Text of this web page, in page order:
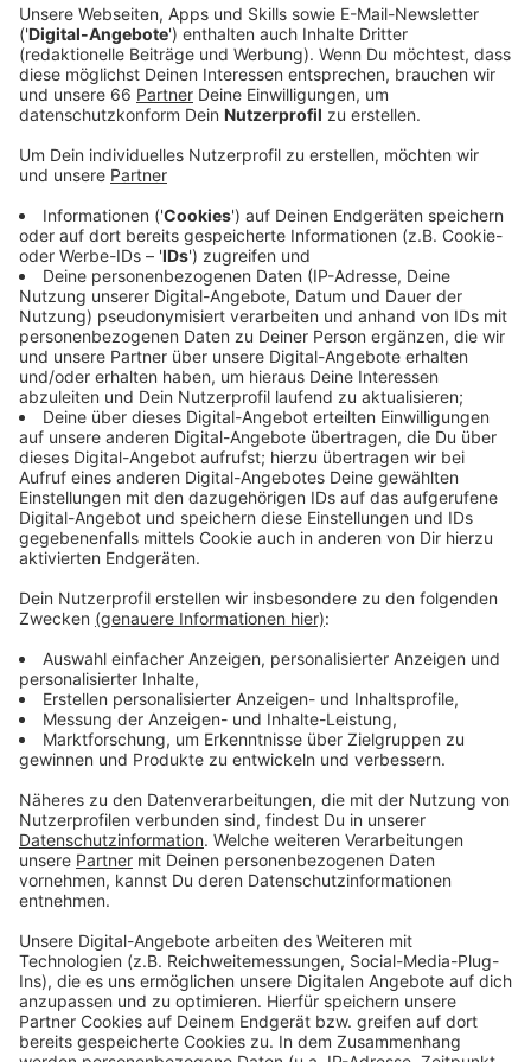
Veröffentlicht:Freitag, 06.12.2024 06:43
Anzeige
Nikolaustag: Mehr als Schokoladen-
Geschenke
Anzeige
"Der Nikolaus verschenkt vielfältiger", so sagt es der
Handelsverband NRW hier in Düsseldorf auf unsere
Anfrage. Überwiegend finden sich Lebensmittel und
Spielzeug im Stiefel, aber auch Bücher, Kleidung oder
Kosmetik. Was sich beiUmfragen zu den Ausgaben für
Weihnachtenfür Weihnachten schon zeigte, bestätigt
sich auch beim Nikolaus: Die Mehrheit der Kundinnen
und Kunden will genauso viel ausgeben, wie im Vorjahr.
An den Festen wird nicht gespart.
Anzeige
Weitere Infos und Links zum Thema:
Anzeige
Weihnachtsmärkte in Düsseldorfer Stadtteilen
Volle Innenstadt am ersten Adventswochenende
Reminder: Haustiere sind keine Geschenke
Auch schon 2023 ein freudiger Tag für Düsseldorfs
Händler: Nikolaus
Anzeige